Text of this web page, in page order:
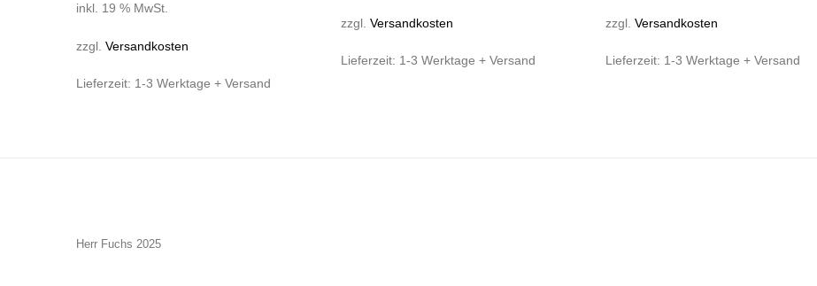
inkl. 19 % MwSt.
zzgl. Versandkosten
Lieferzeit: 1-3 Werktage + Versand
zzgl. Versandkosten
Lieferzeit: 1-3 Werktage + Versand
zzgl. Versandkosten
Lieferzeit: 1-3 Werktage + Versand
Herr Fuchs 2025